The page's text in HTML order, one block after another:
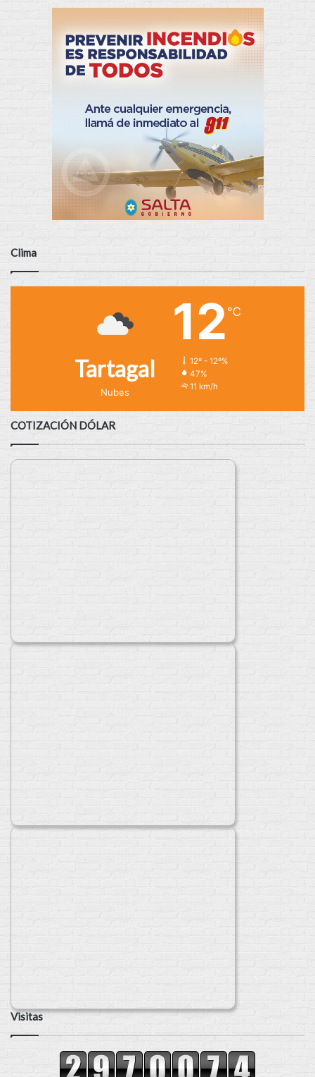
Clima
Tartagal
Nubes
12 ℃
12º - 12º%
47%
11 km/h
COTIZACIÓN DÓLAR
Visitas